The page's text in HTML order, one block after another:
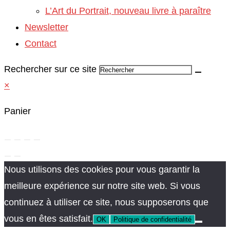
L’Art du Portrait, nouveau livre à paraître
Newsletter
Contact
Rechercher sur ce site
×
Panier
Nous utilisons des cookies pour vous garantir la
meilleure expérience sur notre site web. Si vous
continuez à utiliser ce site, nous supposerons que
vous en êtes satisfait. OK Politique de confidentialité